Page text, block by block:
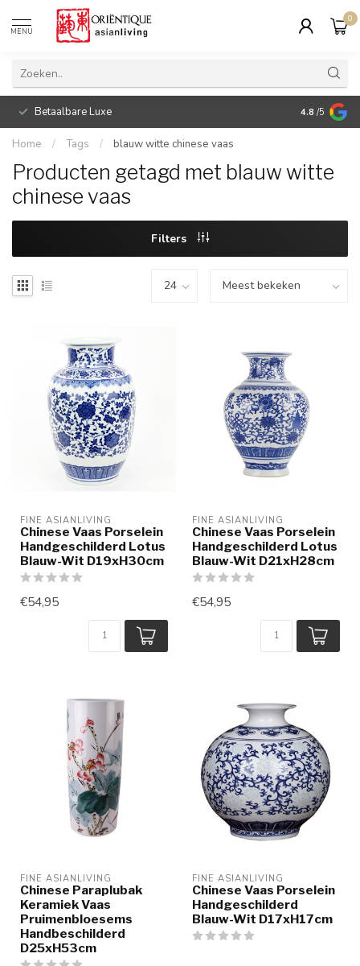
MENU
0
Betaalbare Luxe 4.8 /5
Home / Tags / blauw witte chinese vaas
Producten getagd met blauw witte
chinese vaas
Filters
FINE ASIANLIVING
Chinese Vaas Porselein
Handgeschilderd Lotus
Blauw-Wit D19xH30cm
€54,95
FINE ASIANLIVING
Chinese Vaas Porselein
Handgeschilderd Lotus
Blauw-Wit D21xH28cm
€54,95
FINE ASIANLIVING
Chinese Paraplubak
Keramiek Vaas
Pruimenbloesems
Handbeschilderd
D25xH53cm
FINE ASIANLIVING
Chinese Vaas Porselein
Handgeschilderd
Blauw-Wit D17xH17cm